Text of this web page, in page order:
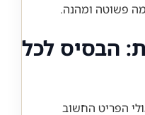
פשוטה ומהנה.
הבסיס לכל
הפריט החשוב